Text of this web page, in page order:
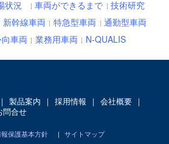
状況 車両ができるまで
技術研究
新幹線車両 特急型車両
通勤型車両
車両 業務用車両 N-QUALIS
｜ 製品案内 ｜ 採用情報 ｜ 会社概要
｜
問合せ
保護基本方針 | サイトマップ